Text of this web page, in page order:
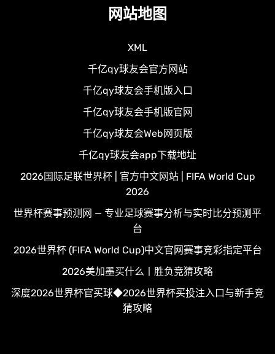
网站地图
XML
千亿qy球友会官方网站
千亿qy球友会手机版入口
千亿qy球友会手机版官网
千亿qy球友会Web网页版
千亿qy球友会app下载地址
2026国际足联世界杯 | 官方中文网站 | FIFA World Cup
2026
世界杯赛事预测网 — 专业足球赛事分析与实时比分预测平
台
2026世界杯 (FIFA World Cup)中文官网赛事竞彩指定平台
2026美加墨买什么丨胜负竞猜攻略
深度2026世界杯官买球◆2026世界杯买投注入口与新手竞
猜攻略